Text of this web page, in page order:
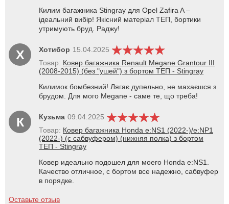
Килим багажника Stingray для Opel Zafira A –
ідеальний вибір! Якісний матеріал ТЕП, бортики
утримують бруд. Раджу!
Х Хотибор 15.04.2025
Товар: Ковер багажника Renault Megane Grantour III
(2008-2015) (без "ушей") з бортом ТЕП - Stingray
Килимок бомбезний! Лягає дупельно, не махаєшся з
брудом. Для мого Megane - саме те, що треба!
К Кузьма 09.04.2025
Товар: Ковер багажника Honda e:NS1 (2022-)/e:NP1
(2022-) (с сабвуфером) (нижняя полка) з бортом
ТЕП - Stingray
Ковер идеально подошел для моего Honda e:NS1.
Качество отличное, с бортом все надежно, сабвуфер
в порядке.
Оставьте отзыв